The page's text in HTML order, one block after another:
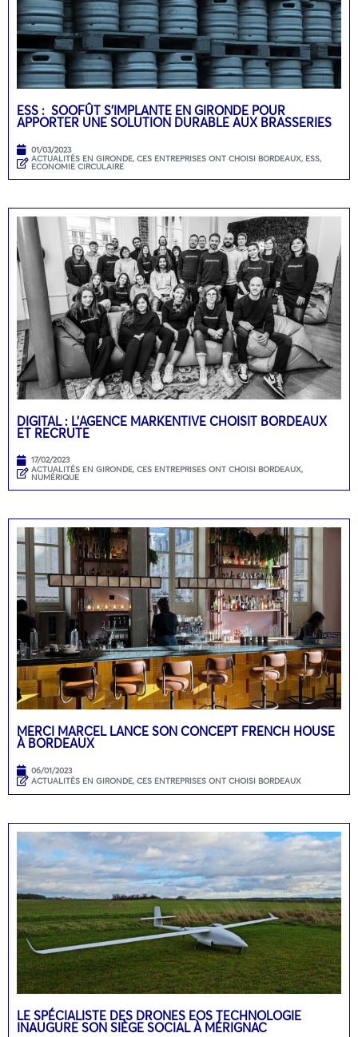
ESS : SOOFÛT S’IMPLANTE EN GIRONDE POUR
APPORTER UNE SOLUTION DURABLE AUX BRASSERIES
01/03/2023
ACTUALITÉS EN GIRONDE, CES ENTREPRISES ONT CHOISI BORDEAUX, ESS,
ECONOMIE CIRCULAIRE
DIGITAL : L’AGENCE MARKENTIVE CHOISIT BORDEAUX
ET RECRUTE
17/02/2023
ACTUALITÉS EN GIRONDE, CES ENTREPRISES ONT CHOISI BORDEAUX,
NUMÉRIQUE
MERCI MARCEL LANCE SON CONCEPT FRENCH HOUSE
À BORDEAUX
06/01/2023
ACTUALITÉS EN GIRONDE, CES ENTREPRISES ONT CHOISI BORDEAUX
LE SPÉCIALISTE DES DRONES EOS TECHNOLOGIE
INAUGURE SON SIÈGE SOCIAL À MÉRIGNAC